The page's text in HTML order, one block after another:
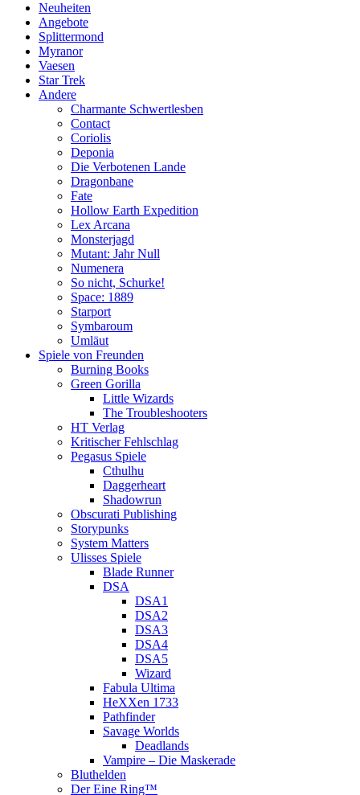
Neuheiten
Angebote
Splittermond
Myranor
Vaesen
Star Trek
Andere
Charmante Schwertlesben
Contact
Coriolis
Deponia
Die Verbotenen Lande
Dragonbane
Fate
Hollow Earth Expedition
Lex Arcana
Monsterjagd
Mutant: Jahr Null
Numenera
So nicht, Schurke!
Space: 1889
Starport
Symbaroum
Umläut
Spiele von Freunden
Burning Books
Green Gorilla
Little Wizards
The Troubleshooters
HT Verlag
Kritischer Fehlschlag
Pegasus Spiele
Cthulhu
Daggerheart
Shadowrun
Obscurati Publishing
Storypunks
System Matters
Ulisses Spiele
Blade Runner
DSA
DSA1
DSA2
DSA3
DSA4
DSA5
Wizard
Fabula Ultima
HeXXen 1733
Pathfinder
Savage Worlds
Deadlands
Vampire – Die Maskerade
Bluthelden
Der Eine Ring™